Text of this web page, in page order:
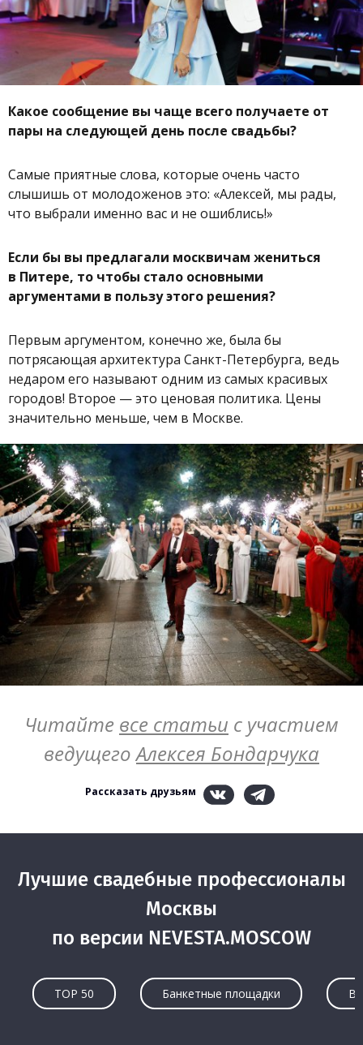
Какое сообщение вы чаще всего получаете от
пары на следующей день после свадьбы?
Самые приятные слова, которые очень часто
слышишь от молодоженов это: «Алексей, мы рады,
что выбрали именно вас и не ошиблись!»
Если бы вы предлагали москвичам жениться
в Питере, то чтобы стало основными
аргументами в пользу этого решения?
Первым аргументом, конечно же, была бы
потрясающая архитектура Санкт-Петербурга, ведь
недаром его называют одним из самых красивых
городов! Второе — это ценовая политика. Цены
значительно меньше, чем в Москве.
Читайте все статьи с участием
ведущегоАлексея Бондарчука
Рассказать друзьям
Лучшие свадебные профессионалы
Москвы
по версии NEVESTA.MOSCOW
TOP 50 Банкетные площадки